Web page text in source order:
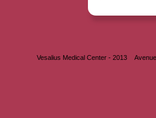
Vesalius Medical Center - 2013